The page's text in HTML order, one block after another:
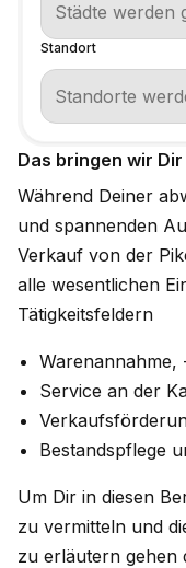
Das bringen wir Dir
Während Deiner
und spannenden
Verkauf von der
alle wesentlichen
Tätigkeitsfeldern
Service an der
Bestandspflege
Um Dir in diesen
zu vermitteln und
zu erläutern gehen
Standort